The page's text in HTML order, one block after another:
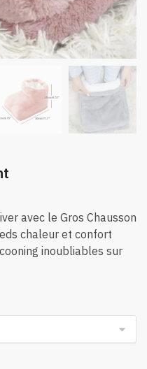
avec le Gros Chausson
chaleur et confort
inoubliables sur